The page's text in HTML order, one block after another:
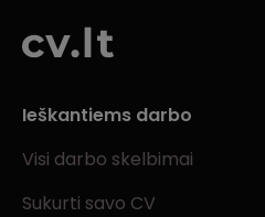
Ieškantiems darbo
Visi darbo skelbimai
Sukurti savo CV